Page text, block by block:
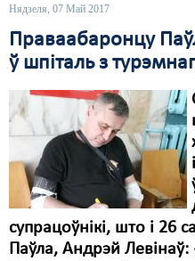
Нядзеля, 07 Май 2017
Праваабаронцу
ў шпіталь з
супрацоўнікі, што і 26
Паўла, Андрэй Левінаў: